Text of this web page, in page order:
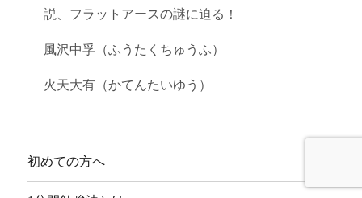
説、フラットアースの謎に迫る！
風沢中孚（ふうたくちゅうふ）
火天大有（かてんたいゆう）
初めての方へ
ブ
メ